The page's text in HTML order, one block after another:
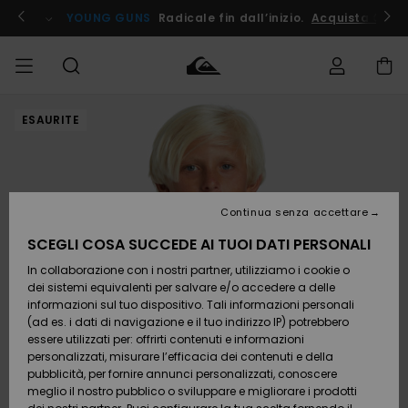
informazioni
prodotto
! YOUNG GUNS Radicale fin dall’inizio. Acquista Ora
UOMO Abbigliamento
Accessori
Calzature
e
infradito
Surf /
Acqua
Abbigliamento
Accessori
Calzature
e
infradito
Surf /
Acqua
Shop
Nuovi
Da
Scoprire
Snow
SURF
Surf Shop
Uomo
Highlights
Comunità
SNOW
Snow
Shop
Uomo
Shop
Snow
Shop
Donna
OUTLET
Outlet
Uomo
Outlet
Donna
Accedi al tuo
ordine
Spedizione
Pagamento
Buono regalo
Quiksilver
Freedom
ESAURITE
SCEGLI COSA SUCCEDE AI TUOI DATI PERSONALI
In collaborazione con i nostri partner, utilizziamo i cookie o
dei sistemi equivalenti per salvare e/o accedere a delle
informazioni sul tuo dispositivo. Tali informazioni personali
(ad es. i dati di navigazione e il tuo indirizzo IP) potrebbero
essere utilizzati per: offrirti contenuti e informazioni
personalizzati, misurare l’efficacia dei contenuti e della
pubblicità, per fornire annunci personalizzati, conoscere
meglio il nostro pubblico o sviluppare e migliorare i prodotti
Continua senza accettare